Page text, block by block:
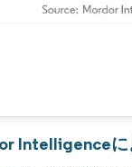
Intelligence